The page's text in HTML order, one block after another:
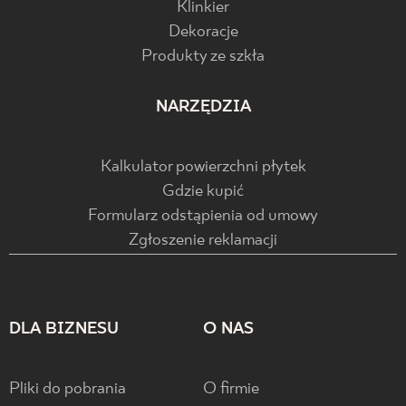
Klinkier
Dekoracje
Produkty ze szkła
NARZĘDZIA
Kalkulator powierzchni płytek
Gdzie kupić
Formularz odstąpienia od umowy
Zgłoszenie reklamacji
DLA BIZNESU
Pliki do pobrania
O NAS
O firmie